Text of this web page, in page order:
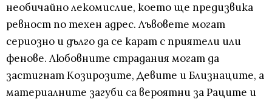
необичайно лекомислие, което ще предизвика
ревност по техен адрес. Лъвовете могат
сериозно и дълго да се карат с приятели или
фенове. Любовните страдания могат да
застигнат Козирозите, Девите и Близнаците, а
материалните загуби са вероятни за Раците и